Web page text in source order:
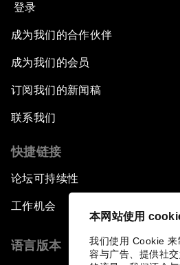
本网站使用
我们使用 Cookie 来
容与广告、提供社
登录
成为我们的合作伙伴
成为我们的会员
订阅我们的新闻稿
联系我们
快捷链接
论坛可持续性
工作机会
语言版本